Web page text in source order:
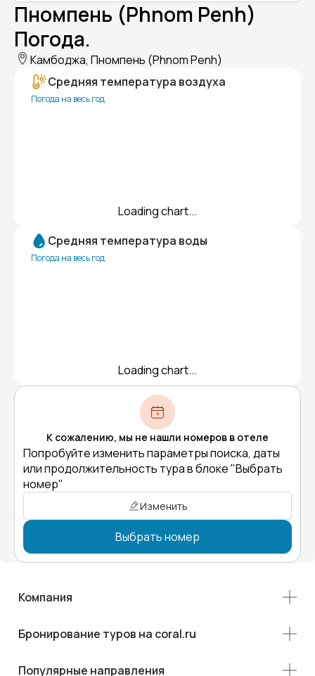
Пномпень (Phnom Penh)
Погода.
Камбоджа, Пномпень (Phnom Penh)
Средняя температура воздуха
Погода на весь год
Loading chart...
Средняя температура воды
Погода на весь год
Loading chart...
К сожалению, мы не нашли номеров в отеле
Попробуйте изменить параметры поиска, даты
или продолжительность тура в блоке "Выбрать
номер"
Изменить
Выбрать номер
Компания
Бронирование туров на coral.ru
Популярные направления